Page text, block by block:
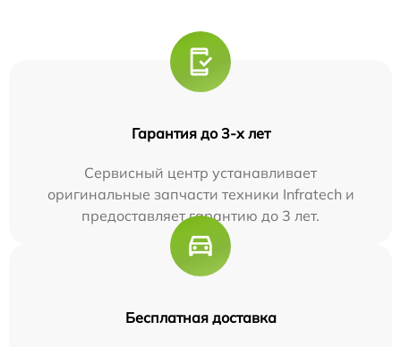
Гарантия до 3-х лет
Сервисный центр устанавливает
оригинальные запчасти техники Infratech и
предоставляет гарантию до 3 лет.
Бесплатная доставка